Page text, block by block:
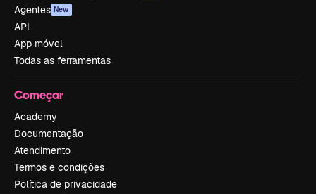
Agentes New
API
App móvel
Todas as ferramentas
Começar
Academy
Documentação
Atendimento
Termos e condições
Política de privacidade